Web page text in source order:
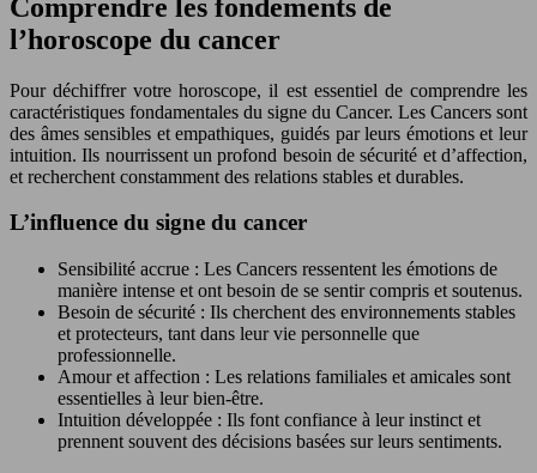
Comprendre les fondements de
l’horoscope du cancer
Pour déchiffrer votre horoscope, il est essentiel de comprendre les
caractéristiques fondamentales du signe du Cancer. Les Cancers sont
des âmes sensibles et empathiques, guidés par leurs émotions et leur
intuition. Ils nourrissent un profond besoin de sécurité et d’affection,
et recherchent constamment des relations stables et durables.
L’influence du signe du cancer
Sensibilité accrue : Les Cancers ressentent les émotions de
manière intense et ont besoin de se sentir compris et soutenus.
Besoin de sécurité : Ils cherchent des environnements stables
et protecteurs, tant dans leur vie personnelle que
professionnelle.
Amour et affection : Les relations familiales et amicales sont
essentielles à leur bien-être.
Intuition développée : Ils font confiance à leur instinct et
prennent souvent des décisions basées sur leurs sentiments.